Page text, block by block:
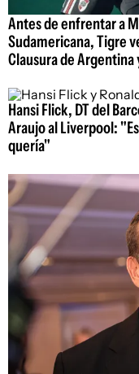
Antes de enfrentar a
Sudamericana, Tigre
Clausura de
Hansi Flick, DT del
Araujo al Liverpool:
quería"